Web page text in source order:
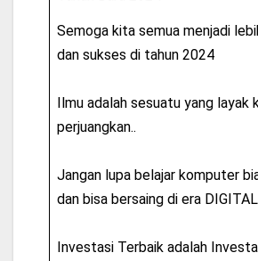
Semoga kita semua menjadi
dan sukses di tahun 2024
Ilmu adalah sesuatu yang layak
perjuangkan..
Jangan lupa belajar komputer
dan bisa bersaing di era DIGITAL
Investasi Terbaik adalah